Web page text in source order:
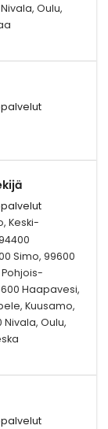
Oulu,
Keski-
Simo, 99600
Haapavesi,
Kuusamo,
Nivala, Oulu,